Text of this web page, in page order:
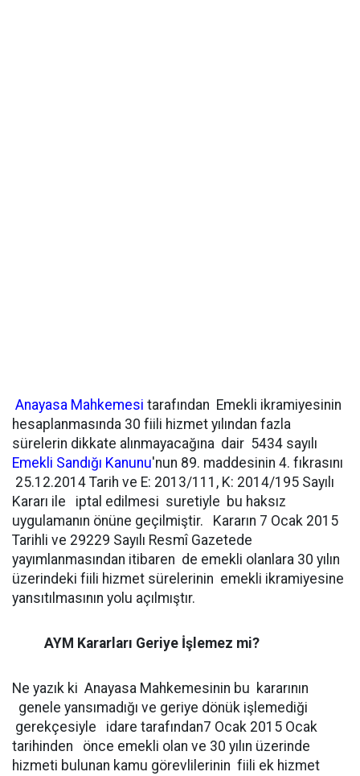
Anayasa Mahkemesi tarafından Emekli ikramiyesinin
hesaplanmasında 30 fiili hizmet yılından fazla
sürelerin dikkate alınmayacağına dair 5434 sayılı
Emekli Sandığı Kanunu'nun 89. maddesinin 4. fıkrasını
25.12.2014 Tarih ve E: 2013/111, K: 2014/195 Sayılı
Kararı ile iptal edilmesi suretiyle bu haksız
uygulamanın önüne geçilmiştir. Kararın 7 Ocak 2015
Tarihli ve 29229 Sayılı Resmî Gazetede
yayımlanmasından itibaren de emekli olanlara 30 yılın
üzerindeki fiili hizmet sürelerinin emekli ikramiyesine
yansıtılmasının yolu açılmıştır.
AYM Kararları Geriye İşlemez mi?
Ne yazık ki Anayasa Mahkemesinin bu kararının
genele yansımadığı ve geriye dönük işlemediği
gerekçesiyle idare tarafından7 Ocak 2015 Ocak
tarihinden önce emekli olan ve 30 yılın üzerinde
hizmeti bulunan kamu görevlilerinin fiili ek hizmet